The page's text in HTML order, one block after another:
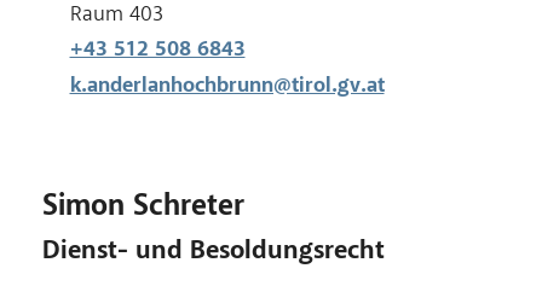
Raum:
Raum 403
+43 512 508 6843
k.anderlanhochbrunn@tirol.gv.at
Simon Schreter
Dienst- und Besoldungsrecht